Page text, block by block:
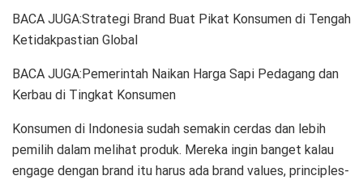
BACA JUGA:Strategi Brand Buat Pikat Konsumen di Tengah
Ketidakpastian Global
BACA JUGA:Pemerintah Naikan Harga Sapi Pedagang dan
Kerbau di Tingkat Konsumen
Konsumen di Indonesia sudah semakin cerdas dan lebih
pemilih dalam melihat produk. Mereka ingin banget kalau
engage dengan brand itu harus ada brand values, principles-